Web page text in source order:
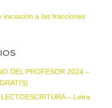
iniciación a las fracciones
DEL PROFESOR 2024 –
– Letra